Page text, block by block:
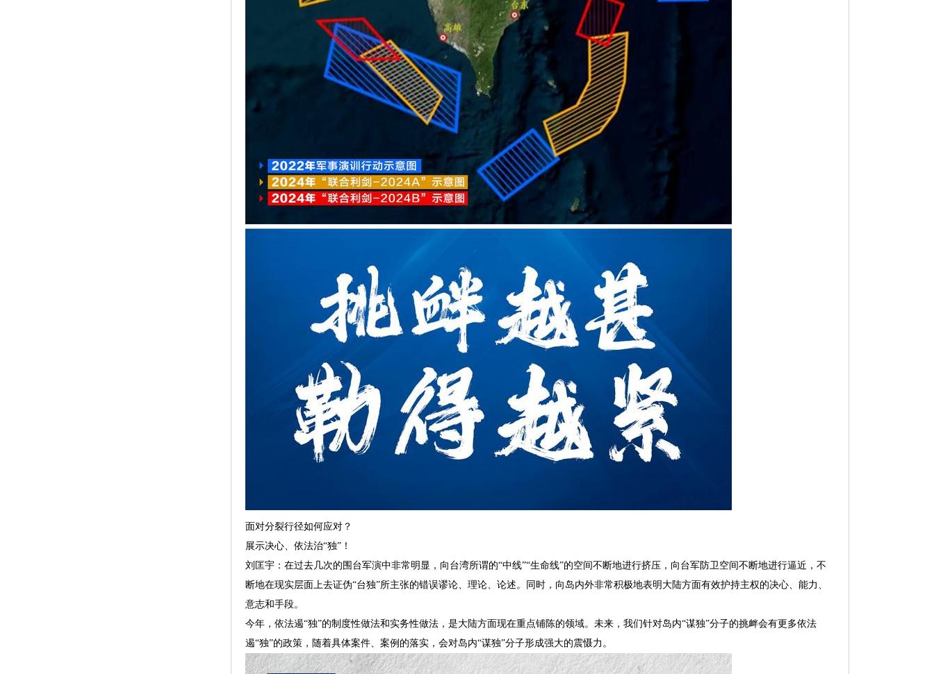
面对分裂行径如何应对？
展示决心、依法治“独”！
刘匡宇：在过去几次的围台军演中非常明显，向台湾所谓的“中线”“生命线”的空间不断地进行挤压，向台军防卫空间不断地进行逼近，不
断地在现实层面上去证伪“台独”所主张的错误谬论、理论、论述。同时，向岛内外非常积极地表明大陆方面有效护持主权的决心、能力、
意志和手段。
今年，依法遏“独”的制度性做法和实务性做法，是大陆方面现在重点铺陈的领域。未来，我们针对岛内“谋独”分子的挑衅会有更多依法
遏“独”的政策，随着具体案件、案例的落实，会对岛内“谋独”分子形成强大的震慑力。